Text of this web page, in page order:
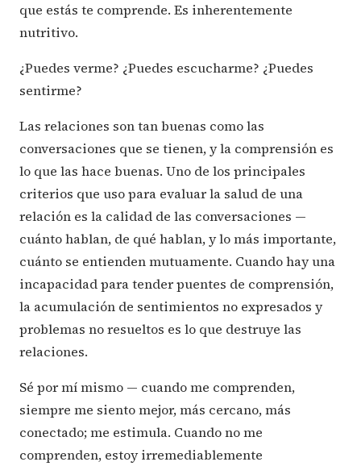
que estás te comprende. Es inherentemente
nutritivo.
¿Puedes verme? ¿Puedes escucharme? ¿Puedes
sentirme?
Las relaciones son tan buenas como las
conversaciones que se tienen, y la comprensión es
lo que las hace buenas. Uno de los principales
criterios que uso para evaluar la salud de una
relación es la calidad de las conversaciones —
cuánto hablan, de qué hablan, y lo más importante,
cuánto se entienden mutuamente. Cuando hay una
incapacidad para tender puentes de comprensión,
la acumulación de sentimientos no expresados y
problemas no resueltos es lo que destruye las
relaciones.
Sé por mí mismo — cuando me comprenden,
siempre me siento mejor, más cercano, más
conectado; me estimula. Cuando no me
comprenden, estoy irremediablemente